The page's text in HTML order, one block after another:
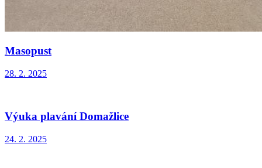
Masopust
28. 2. 2025
Výuka plavání Domažlice
24. 2. 2025